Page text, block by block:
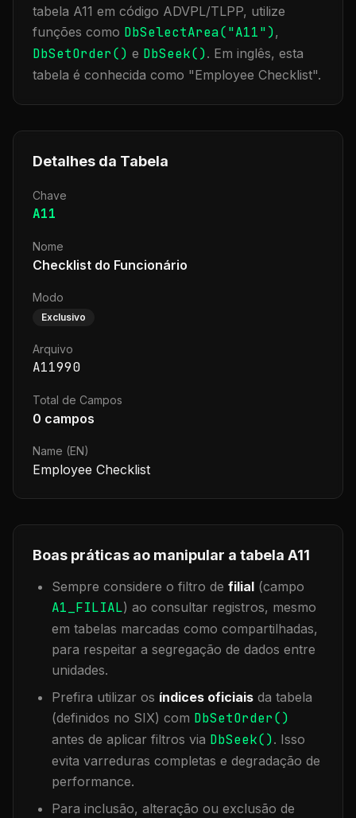
tabela A11 em código ADVPL/TLPP, utilize
funções como DbSelectArea("A11"),
DbSetOrder() e DbSeek(). Em inglês, esta
tabela é conhecida como "Employee Checklist".
Detalhes da Tabela
Chave
A11
Nome
Checklist do Funcionário
Modo
Exclusivo
Arquivo
A11990
Total de Campos
0 campos
Name (EN)
Employee Checklist
Boas práticas ao manipular a tabela A11
Sempre considere o filtro de filial (campo
A1_FILIAL) ao consultar registros, mesmo
em tabelas marcadas como compartilhadas,
para respeitar a segregação de dados entre
unidades.
Prefira utilizar os índices oficiais da tabela
(definidos no SIX) com DbSetOrder()
antes de aplicar filtros via DbSeek(). Isso
evita varreduras completas e degradação de
performance.
Para inclusão, alteração ou exclusão de